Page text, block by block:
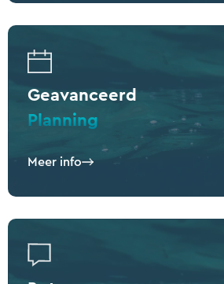
Geavanceerd
Planning
Meer info